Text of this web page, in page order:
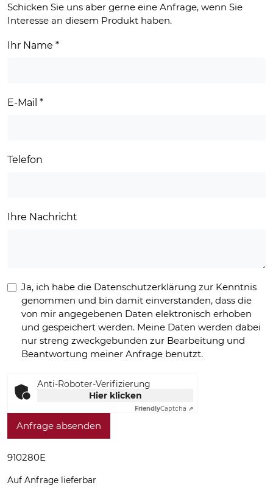
Schicken Sie uns aber gerne eine Anfrage, wenn Sie
Interesse an diesem Produkt haben.
Ihr Name *
E-Mail *
Telefon
Ihre Nachricht
Ja, ich habe die Datenschutzerklärung zur Kenntnis
genommen und bin damit einverstanden, dass die
von mir angegebenen Daten elektronisch erhoben
und gespeichert werden. Meine Daten werden dabei
nur streng zweckgebunden zur Bearbeitung und
Beantwortung meiner Anfrage benutzt.
Anti-Roboter-Verifizierung
Hier klicken
FriendlyCaptcha ⇗
Anfrage absenden
910280E
Auf Anfrage lieferbar